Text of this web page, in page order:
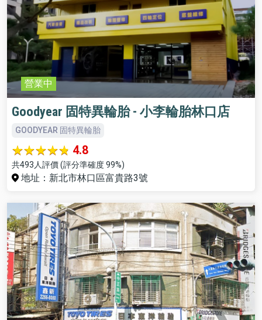
營業中
Goodyear 固特異輪胎 - 小李輪胎林口店
GOODYEAR 固特異輪胎
4.8
共493人評價 (評分準確度 99%)
地址：新北市林口區富貴路3號